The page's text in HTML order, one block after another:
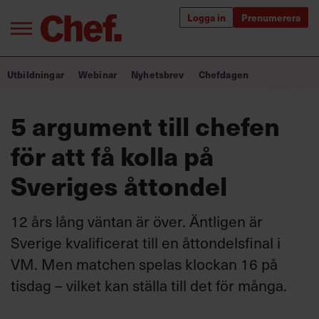
Logga in Prenumerera
Annonsera
Om oss
Kontakta oss
Bra ledare förändrar världen
Utbildning för ledare
Chefakademin+
Populära utbildningar
Utbildningar Webinar Nyhetsbrev Chefdagen
5 argument till chefen
för att få kolla på
Sveriges åttondel
12 års lång väntan är över. Äntligen är
Sverige kvalificerat till en åttondelsfinal i
VM. Men matchen spelas klockan 16 på
tisdag – vilket kan ställa till det för många.